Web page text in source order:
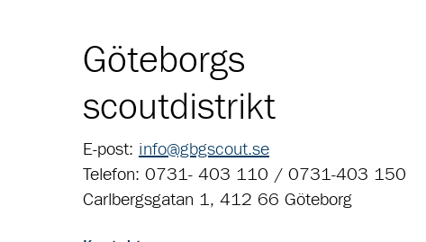
Göteborgs
scoutdistrikt
E-post: info@gbgscout.se
Telefon: 0731- 403 110 / 0731-403 150
Carlbergsgatan 1, 412 66 Göteborg